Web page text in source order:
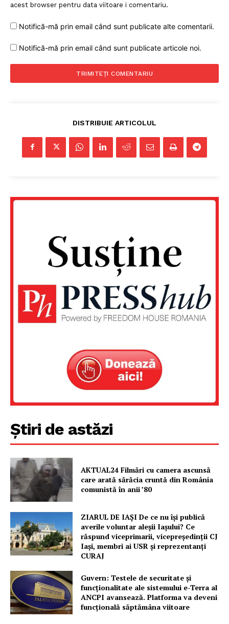
FREEDOM HOUSE ROMÂNIA
PRESShub
Despre noi / Echipa
Rețea
Contact
acest browser pentru data viitoare i comentariu.
Notifică-mă prin email când sunt publicate alte comentarii.
Notifică-mă prin email când sunt publicate articole noi.
DISTRIBUIE ARTICOLUL
Știri de astăzi
AKTUAL24 Filmări cu camera ascunsă
care arată sărăcia cruntă din România
comunistă în anii ’80
ZIARUL DE IAȘI De ce nu își publică
averile voluntar aleșii Iașului? Ce
răspund viceprimarii, vicepreședinții CJ
Iași, membri ai USR și reprezentanți
CURAJ
Guvern: Testele de securitate și
funcționalitate ale sistemului e-Terra al
ANCPI avansează. Platforma va deveni
funcțională săptămâna viitoare